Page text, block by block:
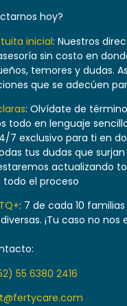
hoy?
inicial: Nuestros
sin costo en
temores y dudas.
que se adecúen
: Olvídate de
todo en lenguaje
7 exclusivo para ti en
tus dudas que
actualizando
el proceso
: 7 de cada 10
¡Tu caso no nos
55 6380 2416